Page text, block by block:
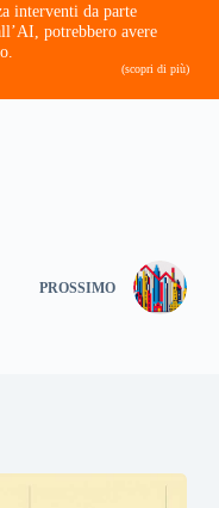
interventi da parte
potrebbero avere
(scopri di più)
PROSSIMO